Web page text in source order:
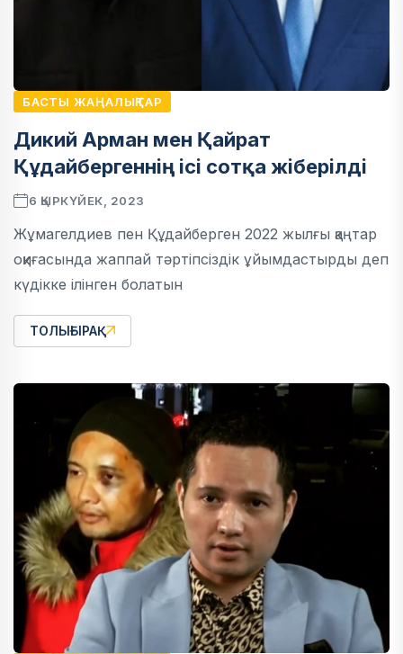
БАСТЫ ЖАҢАЛЫҚТАР
Дикий Арман мен Қайрат
Құдайбергеннің ісі сотқа жіберілді
6 ҚЫРКҮЙЕК, 2023
Жұмагелдиев пен Құдайберген 2022 жылғы қаңтар
оқиғасында жаппай тәртіпсіздік ұйымдастырды деп
күдікке ілінген болатын
ТОЛЫҒЫРАҚ